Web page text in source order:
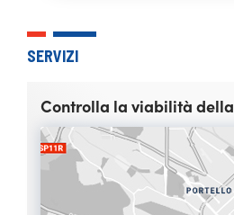
SERVIZI
Controlla la viabilità